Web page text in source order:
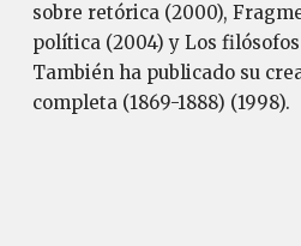
sobre retórica (2000),
política (2004) y Los
También ha publicado su
completa (1869-1888) (1998).